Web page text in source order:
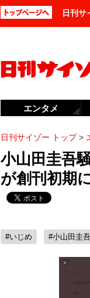
日刊サ
日刊サイゾー トップ>
小山田圭吾
が創刊初期
#いじめ #小山田圭吾
エンタメ